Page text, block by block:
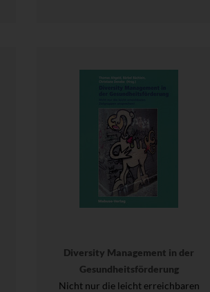
Diversity Management in der
Gesundheitsförderung
Nicht nur die leicht erreichbaren